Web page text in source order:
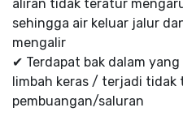
aliran tidak teratur
sehingga air keluar jalur
mengalir
✔ Terdapat bak dalam
limbah keras / terjadi tidak
pembuangan/saluran